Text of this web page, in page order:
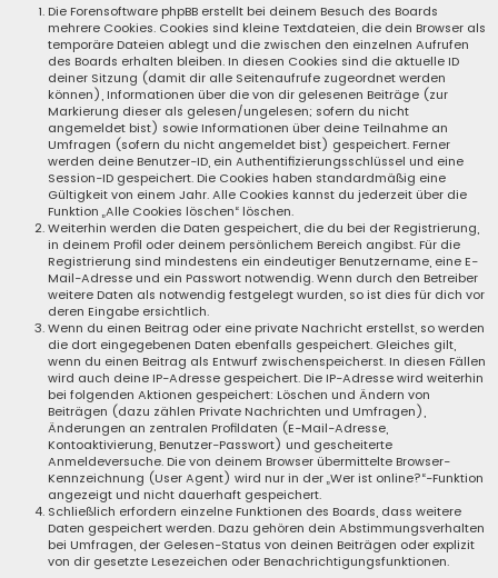
Die Forensoftware phpBB erstellt bei deinem Besuch des Boards
mehrere Cookies. Cookies sind kleine Textdateien, die dein Browser als
temporäre Dateien ablegt und die zwischen den einzelnen Aufrufen
des Boards erhalten bleiben. In diesen Cookies sind die aktuelle ID
deiner Sitzung (damit dir alle Seitenaufrufe zugeordnet werden
können), Informationen über die von dir gelesenen Beiträge (zur
Markierung dieser als gelesen/ungelesen; sofern du nicht
angemeldet bist) sowie Informationen über deine Teilnahme an
Umfragen (sofern du nicht angemeldet bist) gespeichert. Ferner
werden deine Benutzer-ID, ein Authentifizierungsschlüssel und eine
Session-ID gespeichert. Die Cookies haben standardmäßig eine
Gültigkeit von einem Jahr. Alle Cookies kannst du jederzeit über die
Funktion „Alle Cookies löschen“ löschen.
Weiterhin werden die Daten gespeichert, die du bei der Registrierung,
in deinem Profil oder deinem persönlichem Bereich angibst. Für die
Registrierung sind mindestens ein eindeutiger Benutzername, eine E-
Mail-Adresse und ein Passwort notwendig. Wenn durch den Betreiber
weitere Daten als notwendig festgelegt wurden, so ist dies für dich vor
deren Eingabe ersichtlich.
Wenn du einen Beitrag oder eine private Nachricht erstellst, so werden
die dort eingegebenen Daten ebenfalls gespeichert. Gleiches gilt,
wenn du einen Beitrag als Entwurf zwischenspeicherst. In diesen Fällen
wird auch deine IP-Adresse gespeichert. Die IP-Adresse wird weiterhin
bei folgenden Aktionen gespeichert: Löschen und Ändern von
Beiträgen (dazu zählen Private Nachrichten und Umfragen),
Änderungen an zentralen Profildaten (E-Mail-Adresse,
Kontoaktivierung, Benutzer-Passwort) und gescheiterte
Anmeldeversuche. Die von deinem Browser übermittelte Browser-
Kennzeichnung (User Agent) wird nur in der „Wer ist online?“-Funktion
angezeigt und nicht dauerhaft gespeichert.
Schließlich erfordern einzelne Funktionen des Boards, dass weitere
Daten gespeichert werden. Dazu gehören dein Abstimmungsverhalten
bei Umfragen, der Gelesen-Status von deinen Beiträgen oder explizit
von dir gesetzte Lesezeichen oder Benachrichtigungsfunktionen.